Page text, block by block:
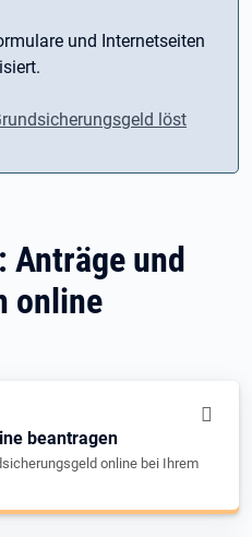
und Internetseiten
löst
Anträge und
online
beantragen
online bei Ihrem